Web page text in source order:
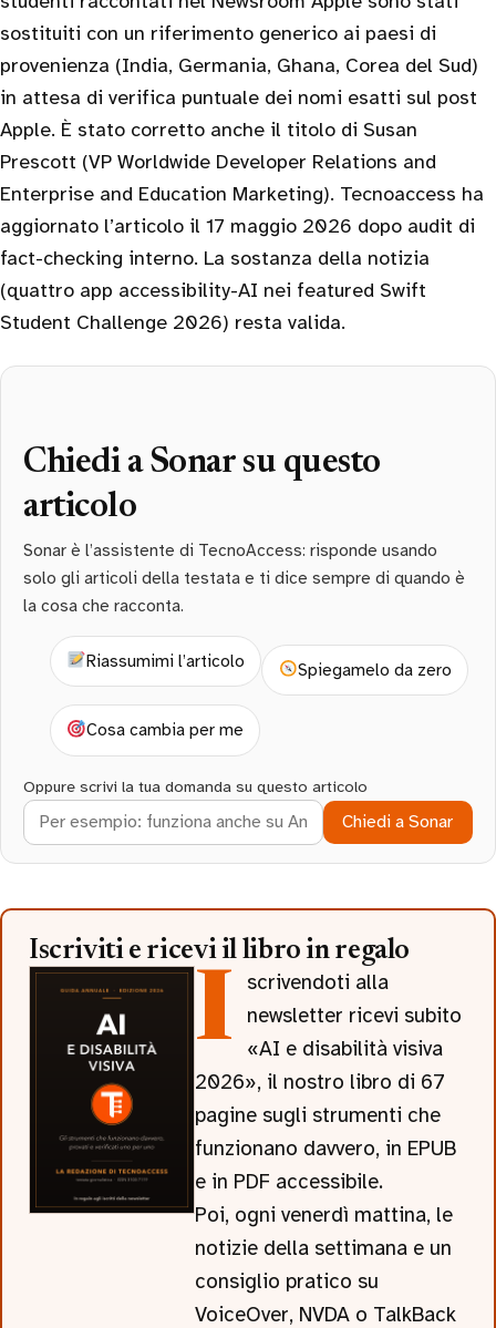
sostituiti con un riferimento generico ai paesi di
provenienza (India, Germania, Ghana, Corea del Sud)
in attesa di verifica puntuale dei nomi esatti sul post
Apple. È stato corretto anche il titolo di Susan
Prescott (VP Worldwide Developer Relations and
Enterprise and Education Marketing). Tecnoaccess ha
aggiornato l’articolo il 17 maggio 2026 dopo audit di
fact-checking interno. La sostanza della notizia
(quattro app accessibility-AI nei featured Swift
Student Challenge 2026) resta valida.
Chiedi a Sonar su questo
articolo
Sonar è l’assistente di TecnoAccess: risponde usando
solo gli articoli della testata e ti dice sempre di quando è
la cosa che racconta.
Riassumimi l’articolo Spiegamelo da zero
Cosa cambia per me
Oppure scrivi la tua domanda su questo articolo
Chiedi a Sonar
Iscriviti e ricevi il libro in regalo
Iscrivendoti alla
newsletter ricevi subito
«AI e disabilità visiva
2026», il nostro libro di 67
pagine sugli strumenti che
funzionano davvero, in EPUB
e in PDF accessibile.
Poi, ogni venerdì mattina, le
notizie della settimana e un
consiglio pratico su
VoiceOver, NVDA o TalkBack